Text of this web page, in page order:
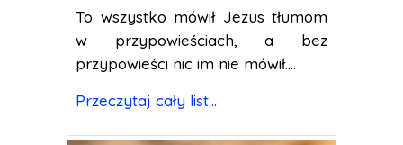
To wszystko mówił Jezus tłumom
w przypowieściach, a bez
przypowieści nic im nie mówił....
Przeczytaj cały list...